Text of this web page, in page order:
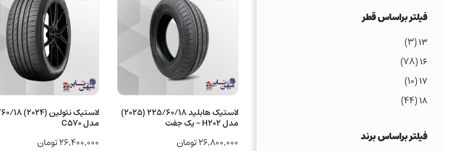
لاستیک هابلید 225/60/18 (2025)
مدل H202 – یک جفت
۲۶,۸۰۰,۰۰۰تومان
لاستیک نئولین
مدل C570
۲۶,۴۰۰,۰۰۰تومان
فیلتر براساس قطر
۱۳(۳)
۱۶(۷۸)
۱۷(۱۰)
۱۸(۴۴)
فیلتر براساس برند